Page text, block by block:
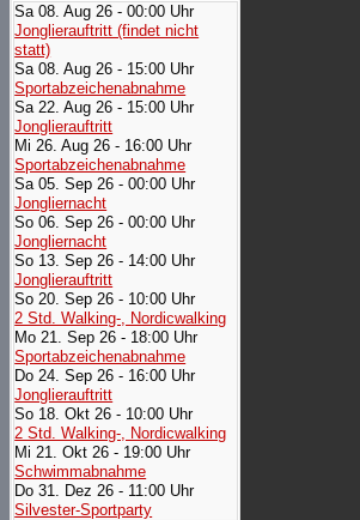
Sa 08. Aug 26 - 00:00 Uhr
Jonglierauftritt (findet nicht
statt)
Sa 08. Aug 26 - 15:00 Uhr
Sportabzeichenabnahme
Sa 22. Aug 26 - 15:00 Uhr
Jonglierauftritt
Mi 26. Aug 26 - 16:00 Uhr
Sportabzeichenabnahme
Sa 05. Sep 26 - 00:00 Uhr
Jongliernacht
So 06. Sep 26 - 00:00 Uhr
Jongliernacht
So 13. Sep 26 - 14:00 Uhr
Jonglierauftritt
So 20. Sep 26 - 10:00 Uhr
2 Std. Walking-, Nordicwalking
Mo 21. Sep 26 - 18:00 Uhr
Sportabzeichenabnahme
Do 24. Sep 26 - 16:00 Uhr
Jonglierauftritt
So 18. Okt 26 - 10:00 Uhr
2 Std. Walking-, Nordicwalking
Mi 21. Okt 26 - 19:00 Uhr
Schwimmabnahme
Do 31. Dez 26 - 11:00 Uhr
Silvester-Sportparty